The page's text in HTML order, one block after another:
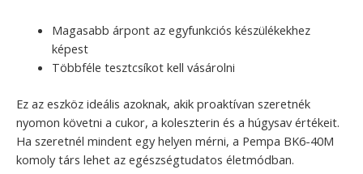
Magasabb árpont az egyfunkciós készülékekhez
képest
Többféle tesztcsíkot kell vásárolni
Ez az eszköz ideális azoknak, akik proaktívan szeretnék
nyomon követni a cukor, a koleszterin és a húgysav értékeit.
Ha szeretnél mindent egy helyen mérni, a Pempa BK6-40M
komoly társ lehet az egészségtudatos életmódban.